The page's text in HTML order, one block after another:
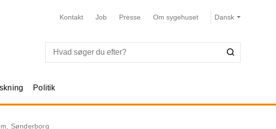
Kontakt Job Presse Om sygehuset
Politik
Sønderborg